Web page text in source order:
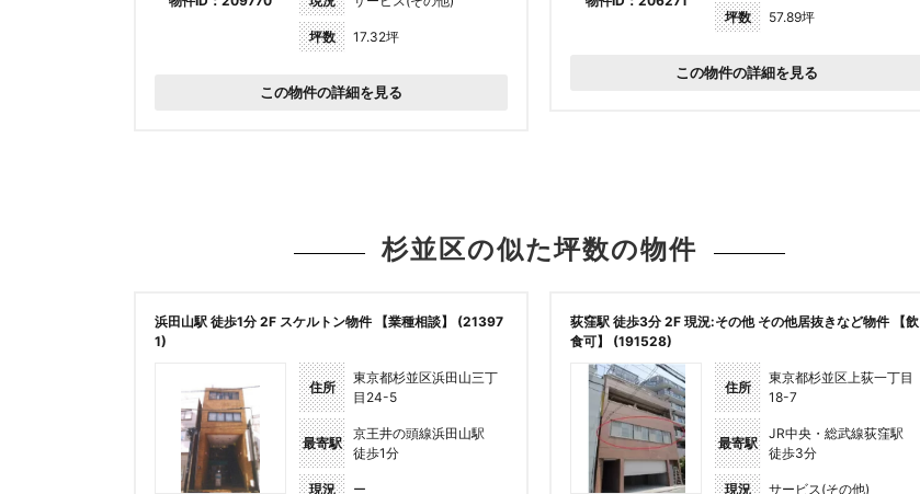
坪数 17.32坪
この物件の詳細を見る
坪数 57.89坪
この物件の詳細を見る
杉並区の似た坪数の物件
浜田山駅 徒歩1分 2F スケルトン物件 【業種相談】 (21397
1)
住所
東京都杉並区浜田山三丁
目24-5
最寄駅
京王井の頭線浜田山駅
徒歩1分
現況 ー
荻窪駅 徒歩3分 2F 現況:その他 その他居抜きなど物件 【飲
食可】 (191528)
住所
東京都杉並区上荻一丁目
18-7
最寄駅
JR中央・総武線荻窪駅
徒歩3分
現況 サービス(その他)